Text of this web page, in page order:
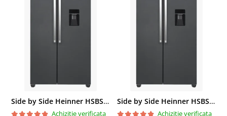
Side by Side Heinner HSBS-HM439NFINVDGWDE++, Total No Frost, Compresor Inverter, Dozator Apa, Display Touch LED, 439 L, Clasa E, Gri Antracit Texturat
Achizitie verificata
Side by Side Heinner HSBS-HM439NFINVDGWDE++, Total No Frost, Compresor Inverter, Dozator Apa, Display Touch LED, 439 L, Clasa E, Gri Antracit Texturat
Achizitie verificata